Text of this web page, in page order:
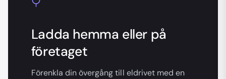
Ladda hemma eller på
företaget
Förenkla din övergång till eldrivet med en